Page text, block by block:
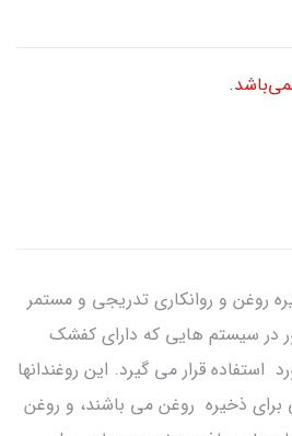
روغن و روانکاری تدریجی و مستمر
در سیستم هایی که دارای کفشک
قرار می گیرد. این روغندانها
ذخیره روغن می باشند، و روغن